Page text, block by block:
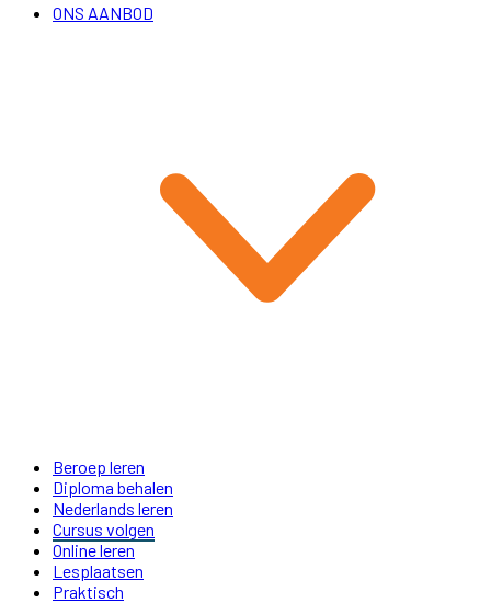
ONS AANBOD
Beroep leren
Diploma behalen
Nederlands leren
Cursus volgen
Online leren
Lesplaatsen
Praktisch